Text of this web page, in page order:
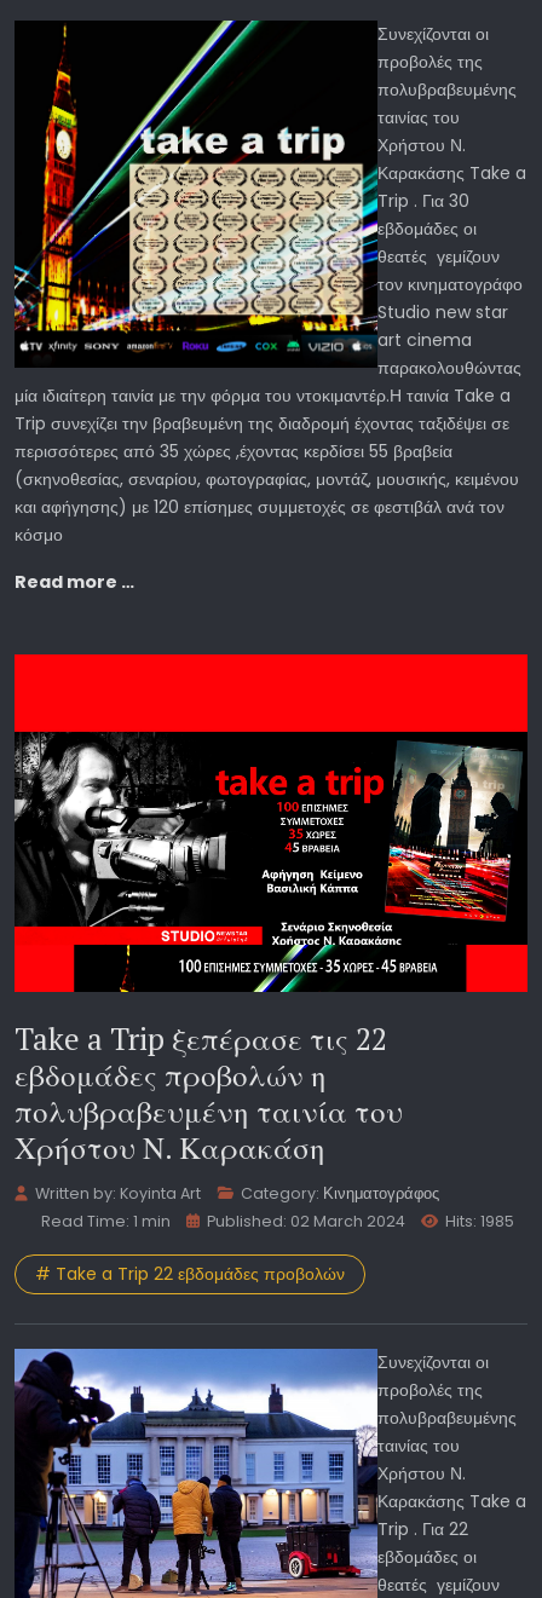
Συνεχίζονται οι
προβολές της
πολυβραβευμένης
ταινίας του
Χρήστου Ν.
Καρακάσης Take a
Trip . Για 30
εβδομάδες οι
θεατές γεμίζουν
τον κινηματογράφο
Studio new star
art cinema
παρακολουθώντας
μία ιδιαίτερη ταινία με την φόρμα του ντοκιμαντέρ.Η ταινία Take a
Trip συνεχίζει την βραβευμένη της διαδρομή έχοντας ταξιδέψει σε
περισσότερες από 35 χώρες ,έχοντας κερδίσει 55 βραβεία
(σκηνοθεσίας, σεναρίου, φωτογραφίας, μοντάζ, μουσικής, κειμένου
και αφήγησης) με 120 επίσημες συμμετοχές σε φεστιβάλ ανά τον
κόσμο
Read more …
Take a Trip ξεπέρασε τις 22
εβδομάδες προβολών η
πολυβραβευμένη ταινία του
Χρήστου Ν. Καρακάση
Written by: Koyinta Art Category: Κινηματογράφος
Read Time: 1 min
Published: 02 March 2024 Hits: 1985
# Take a Trip 22 εβδομάδες προβολών
Συνεχίζονται οι
προβολές της
πολυβραβευμένης
ταινίας του
Χρήστου Ν.
Καρακάσης Take a
Trip . Για 22
εβδομάδες οι
θεατές γεμίζουν